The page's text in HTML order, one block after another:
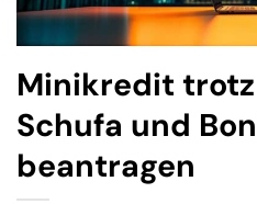
Minikredit
Schufa und
beantragen